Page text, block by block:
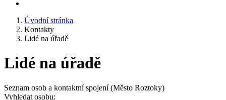
Úvodní stránka
Kontakty
Lidé na úřadě
Lidé na úřadě
Seznam osob a kontaktní spojení (Město Roztoky)
Vyhledat osobu: